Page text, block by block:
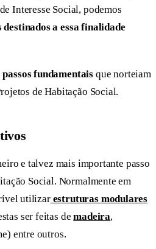
Interesse Social, podemos
a essa finalidade
passos fundamentais que norteiam
de Habitação Social.
e talvez mais importante passo
Social. Normalmente em
utilizar estruturas modulares
ser feitas demadeira,
entre outros.